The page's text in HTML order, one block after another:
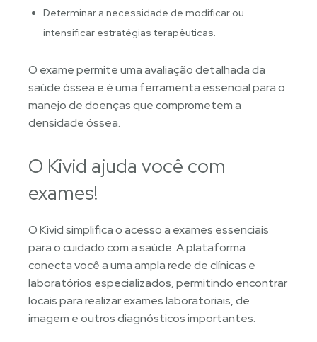
Determinar a necessidade de modificar ou
intensificar estratégias terapêuticas.
O exame permite uma avaliação detalhada da
saúde óssea e é uma ferramenta essencial para o
manejo de doenças que comprometem a
densidade óssea.
O Kivid ajuda você com
exames!
O Kivid simplifica o acesso a exames essenciais
para o cuidado com a saúde. A plataforma
conecta você a uma ampla rede de clínicas e
laboratórios especializados, permitindo encontrar
locais para realizar exames laboratoriais, de
imagem e outros diagnósticos importantes.